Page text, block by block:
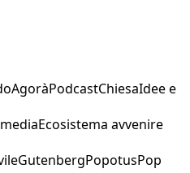
AgoràPodcastChiesaIdee e
Ecosistema avvenire
GutenbergPopotusPop